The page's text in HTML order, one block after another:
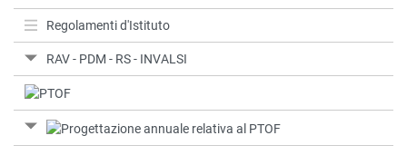
Regolamenti d'Istituto
RAV - PDM - RS - INVALSI